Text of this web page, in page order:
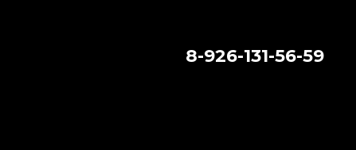
8-926-131-56-59